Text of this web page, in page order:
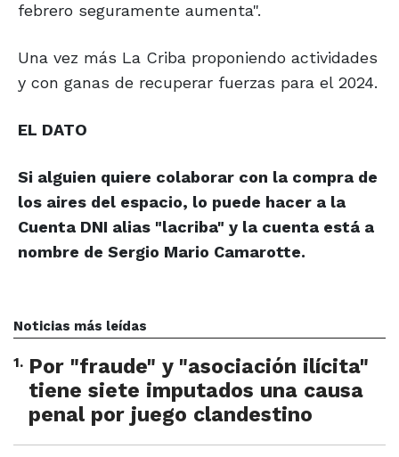
febrero seguramente aumenta".
Una vez más La Criba proponiendo actividades
y con ganas de recuperar fuerzas para el 2024.
EL DATO
Si alguien quiere colaborar con la compra de
los aires del espacio, lo puede hacer a la
Cuenta DNI alias "lacriba" y la cuenta está a
nombre de Sergio Mario Camarotte.
Noticias más leídas
1. Por "fraude" y "asociación ilícita"
tiene siete imputados una causa
penal por juego clandestino